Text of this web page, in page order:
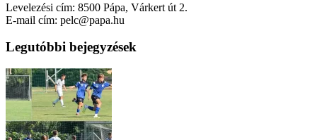
Levelezési cím: 8500 Pápa, Várkert út 2.
E-mail cím: pelc@papa.hu
Legutóbbi bejegyzések